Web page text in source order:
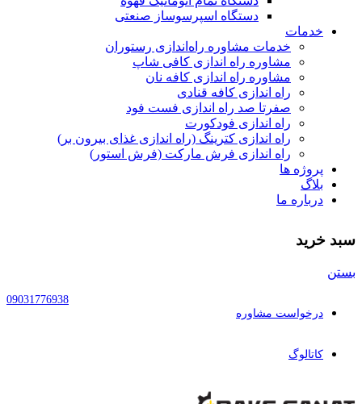
دستگاە اسپرسوساز صنعتی
خدمات
خدمات مشاوره راه‌اندازی رستوران
مشاوره راه اندازی کافی شاپ
مشاوره راه اندازی کافه نان
راه اندازی کافه قنادی
صفرتا صد راه اندازی فست فود
راه اندازی فودکورت
راه اندازی کترینگ (راه‌ اندازی غذای بیرون بر)
راه اندازی فرش مارکت (فرش استور)
پروژه ها
بلاگ
درباره ما
سبد خرید
بستن
09031776938
درخواست مشاوره
کاتالوگ